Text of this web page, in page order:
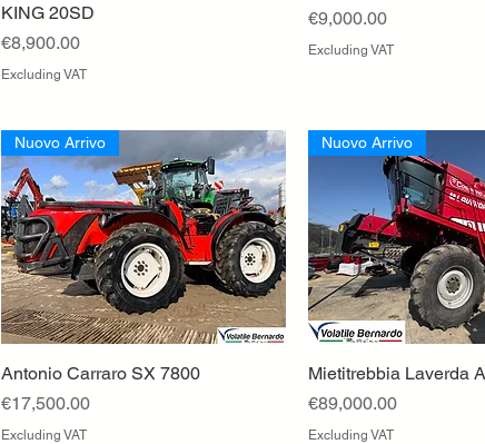
KING 20SD
Price
€8,900.00
Excluding VAT
Price
€9,000.00
Excluding VAT
Quick View
Nuovo Arrivo
Antonio Carraro SX 7800
Price
€17,500.00
Excluding VAT
Quick
Nuovo Arrivo
Mietitrebbia Laverda
Price
€89,000.00
Excluding VAT